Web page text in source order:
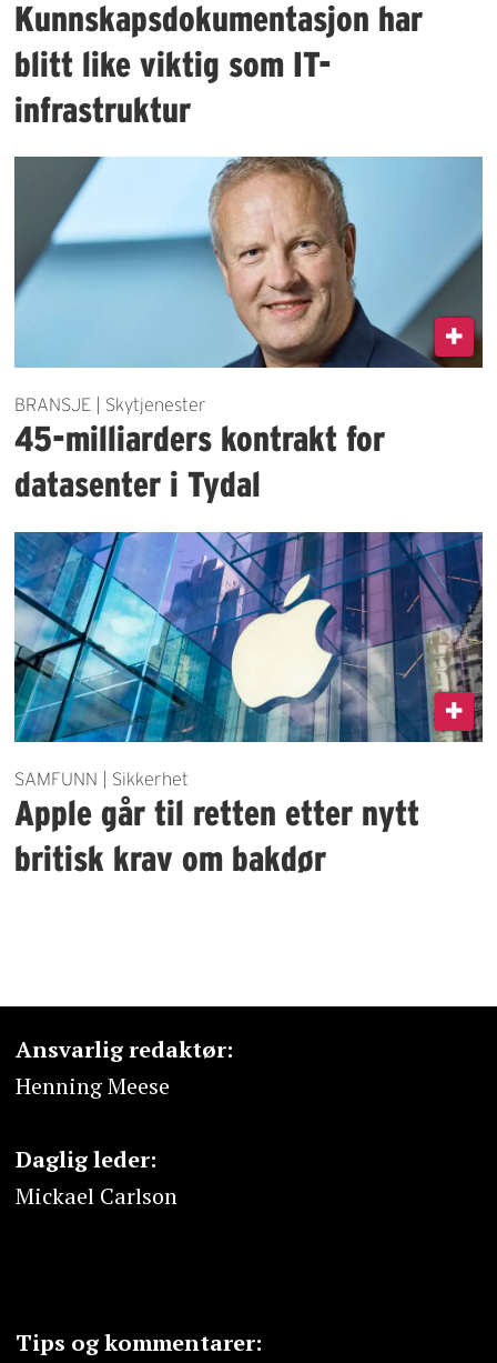
Kunnskapsdokumentasjon har
blitt like viktig som IT-
infrastruktur
BRANSJE | Skytjenester
45-milliarders kontrakt for
datasenter i Tydal
SAMFUNN | Sikkerhet
Apple går til retten etter nytt
britisk krav om bakdør
Ansvarlig redaktør:
Henning Meese
Daglig leder:
Mickael Carlson
Tips og kommentarer: